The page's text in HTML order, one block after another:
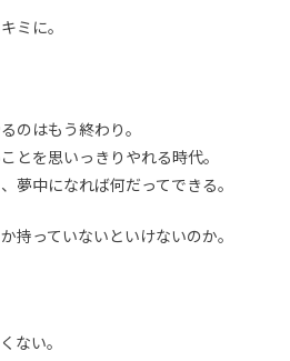
ミに。
のはもう終わり。
とを思いっきりやれる時代。
夢中になれば何だってできる。
持っていないといけないのか。
ない。